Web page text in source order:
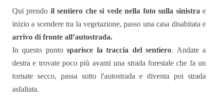
Qui prendo il sentiero che si vede nella foto sulla sinistrae
inizio a scendere tra la vegetazione, passo una casa disabitata e
arrivo di fronte all’autostrada.
In questo puntosparisce la traccia del sentiero. Andate a
destra e trovate poco più avanti una strada forestale che fa un
tornate secco, passa sotto l'autostrada e diventa poi strada
asfaltata.